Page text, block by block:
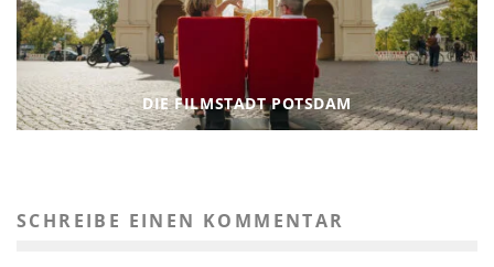
DIE FILMSTADT POTSDAM
SCHREIBE EINEN KOMMENTAR